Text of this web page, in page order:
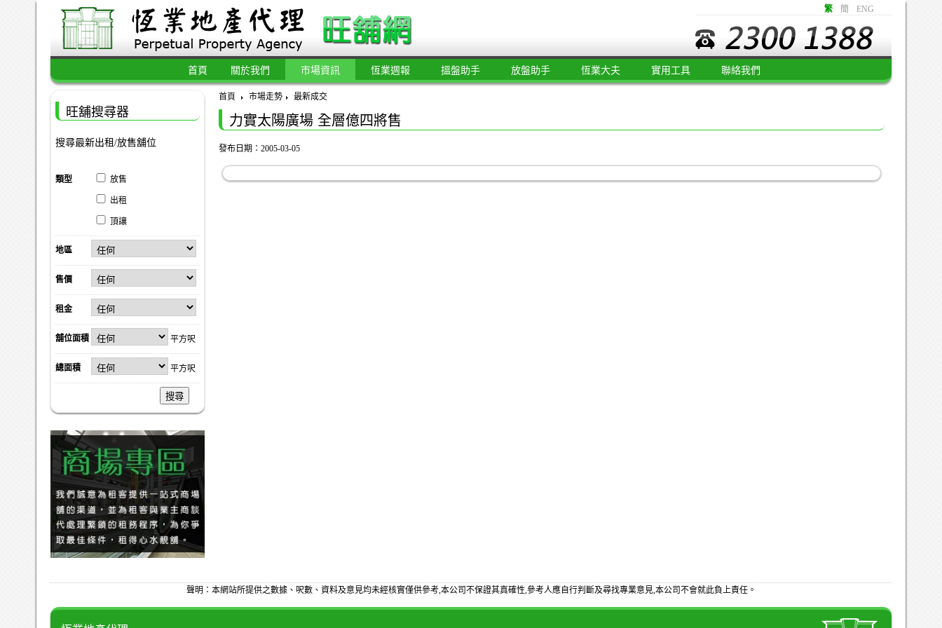
繁 簡 ENG
首頁 關於我們 市場資訊 恆業週報 搵盤助手 放盤助手 恆業大夫 實用工具 聯絡我們
首頁 市場走勢 最新成交
力實太陽廣場 全層億四將售
發布日期：2005-03-05
旺舖搜尋器
搜尋最新出租/放售舖位
類型 放售
出租
頂讓
地區
售價
租金
舖位面積 平方呎
總面積 平方呎
搜尋
聲明：本網站所提供之數據、呎數、資料及意見均未經核實僅供參考,本公司不保證其真確性,參考人應自行判斷及尋找專業意見,本公司不會就此負上責任。